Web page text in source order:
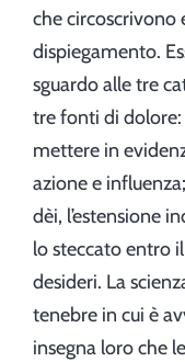
che circoscrivono
dispiegamento.
sguardo alle tre
tre fonti di dolore:
mettere in
azione e
dèi, l’estensione
lo steccato entro
desideri. La
tenebre in cui è
insegna loro che